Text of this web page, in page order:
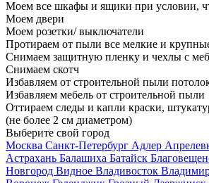
Моем все шкафы и ящики при условии,
Моем двери
Моем розетки/ выключатели
Протираем от пыли все мелкие и
Снимаем защитную пленку и чехлы с
Снимаем скотч
Избавляем от строительной пыли
Избавляем мебель от строительной пыли
Оттираем следы и капли краски,
(не более 2 см диаметром)
Выберите свой город
Москва Санкт-Петербург Адлер
Астрахань Балашиха Батайск
Новгород Видное Владивосток